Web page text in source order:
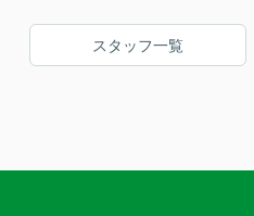
スタッフ一覧